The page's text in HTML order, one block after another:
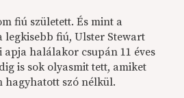
fiú született. És mint a
legkisebb fiú, Ulster Stewart
apja halálakor csupán 11 éves
is sok olyasmit tett, amiket
hagyhatott szó nélkül.